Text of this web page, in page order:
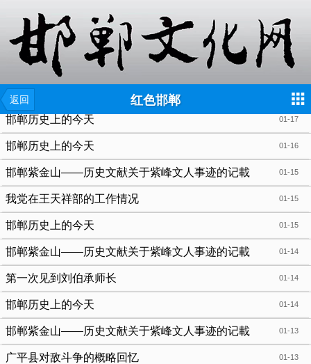
返回 红色邯郸
01-17
邯郸历史上的今天
01-16
邯郸历史上的今天
01-15
邯郸紫金山——历史文献关于紫峰文人事迹的记載
（续） 01-15
我党在王天祥部的工作情况
01-15
邯郸历史上的今天
01-14
邯郸紫金山——历史文献关于紫峰文人事迹的记載
（续） 01-14
第一次见到刘伯承师长
01-14
邯郸历史上的今天
01-13
邯郸紫金山——历史文献关于紫峰文人事迹的记載
（续） 01-13
广平县对敌斗争的概略回忆